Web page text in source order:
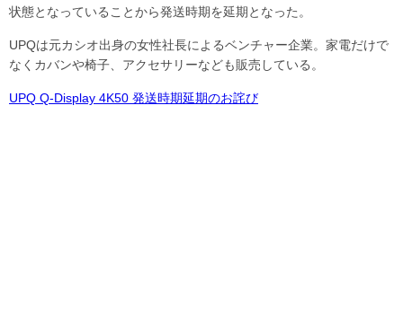
状態となっていることから発送時期を延期となった。
UPQは元カシオ出身の女性社長によるベンチャー企業。家電だけで
なくカバンや椅子、アクセサリーなども販売している。
UPQ Q-Display 4K50 発送時期延期のお詫び